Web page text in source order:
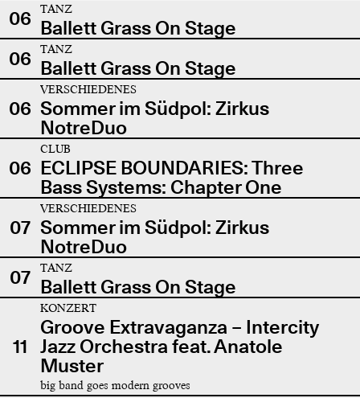
06
TANZ
Ballett Grass On Stage
06
TANZ
Ballett Grass On Stage
06
VERSCHIEDENES
Sommer im Südpol: Zirkus
NotreDuo
06
CLUB
ECLIPSE BOUNDARIES: Three
Bass Systems: Chapter One
07
VERSCHIEDENES
Sommer im Südpol: Zirkus
NotreDuo
07
TANZ
Ballett Grass On Stage
11
KONZERT
Groove Extravaganza – Intercity
Jazz Orchestra feat. Anatole
Muster
big band goes modern grooves